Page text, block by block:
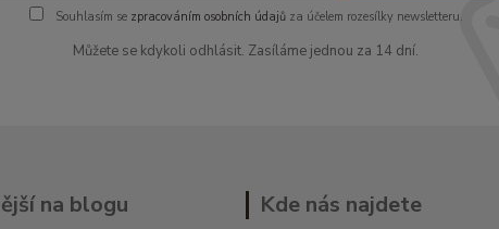
Souhlasím se zpracováním osobních údajůza účelem rozesílky newsletteru.
Můžete se kdykoli odhlásit. Zasíláme jednou za 14 dní.
na blogu Kde nás najdete